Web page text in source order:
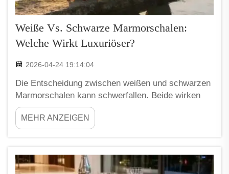
Weiße Vs. Schwarze Marmorschalen:
Welche Wirkt Luxuriöser?
2026-04-24 19:14:04
Die Entscheidung zwischen weißen und schwarzen
Marmorschalen kann schwerfallen. Beide wirken
sehr edel im Wohn- oder Büroraum. Doch viele
Menschen fragen sich, welche Variante luxuriöser
wirkt. Weiße Marmorschalen strahlen Helligkeit und
frisches und elegantes Ambiente. Schwarze
Exemplare vermitteln hingegen …
MEHR ANZEIGEN